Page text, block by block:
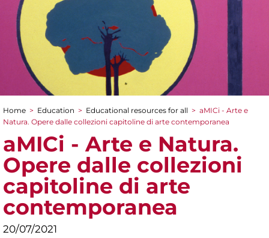
You are here
Home > Education > Educational resources for all > aMICi - Arte e
Natura. Opere dalle collezioni capitoline di arte contemporanea
aMICi - Arte e Natura.
Opere dalle collezioni
capitoline di arte
contemporanea
20/07/2021